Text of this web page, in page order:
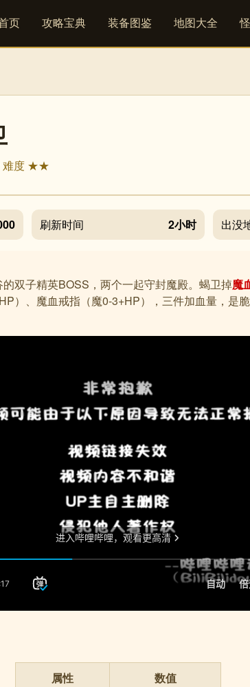
页 攻略宝典 装备图鉴 地图大全
难度 ★★
刷新时间 2小时 出没
双子精英BOSS，两个一起守封魔殿。蝎卫掉魔
）、魔血戒指（魔0-3+HP），三件加血量，是
属性 数值